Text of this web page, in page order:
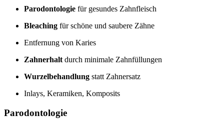
Parodontologie für gesundes Zahnfleisch
Bleaching für schöne und saubere Zähne
Entfernung von Karies
Zahnerhalt durch minimale Zahnfüllungen
Wurzelbehandlung statt Zahnersatz
Inlays, Keramiken, Komposits
Parodontologie